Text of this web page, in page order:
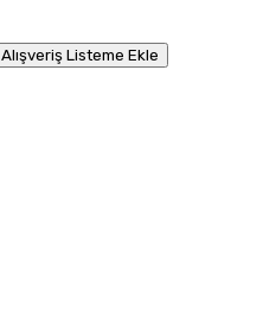
Alışveriş Listeme Ekle